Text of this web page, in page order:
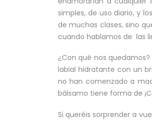
simples, de uso diario, y
de muchas clases, sino
cuando hablamos de las
¿Con qué nos quedamos?
labial hidratante con un
no han comenzado a
bálsamo tiene forma de
Si queréis sorprender a